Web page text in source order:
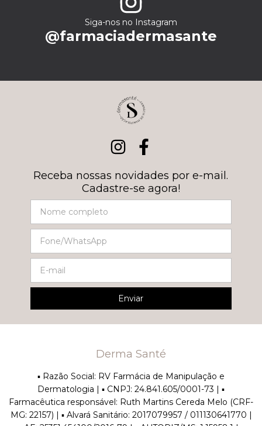
Siga-nos no Instagram
@farmaciadermasante
Receba nossas novidades por e-mail.
Cadastre-se agora!
Derma Santé
▪︎ Razão Social: RV Farmácia de Manipulação e
Dermatologia | ▪︎ CNPJ: 24.841.605/0001-73 | ▪︎
Farmacêutica responsável: Ruth Martins Cereda Melo (CRF-
MG: 22157) | ▪︎ Alvará Sanitário: 2017079957 / 011130641770 |